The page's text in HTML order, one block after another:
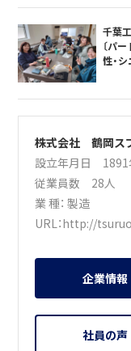
千葉
〔パ
性・
株式会社 鶴岡ス
設立年月日
従業員数 28人
業 種：製造
URL：http://
企業情報
社員の声